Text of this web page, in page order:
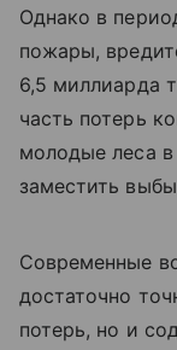
Однако в
пожары,
6,5 миллиарда
часть потерь
молодые леса
заместить
Современные
достаточно
потерь, но и